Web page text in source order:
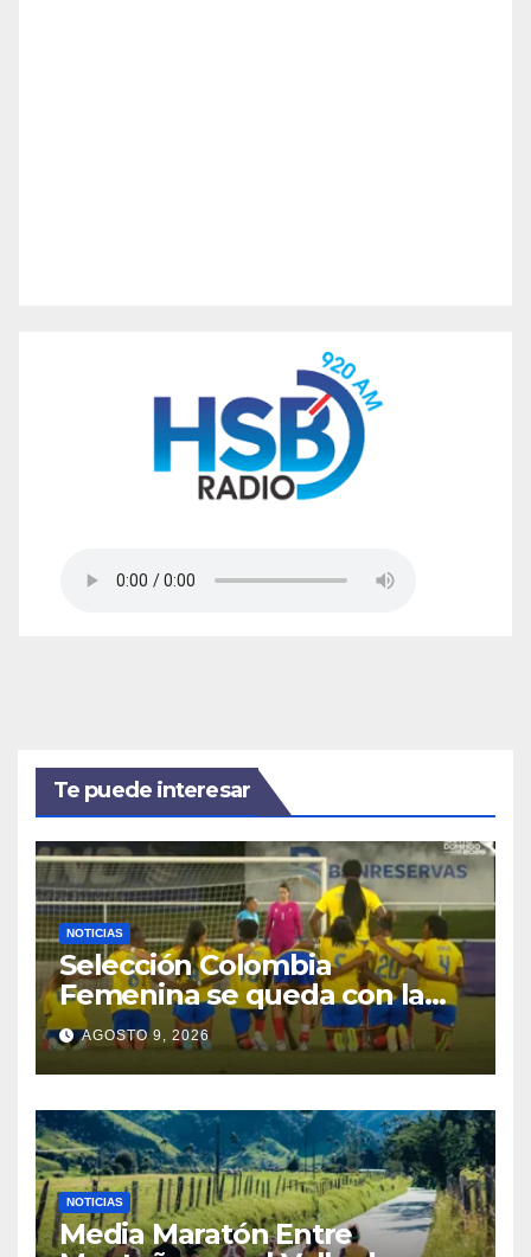
Te puede interesar
NOTICIAS
Selección Colombia
Femenina se queda con la
plata: dramática derrota ante
México en los Juegos
Centroamericanos y del
Caribe
AGOSTO 9, 2026
NOTICIAS
Media Maratón Entre